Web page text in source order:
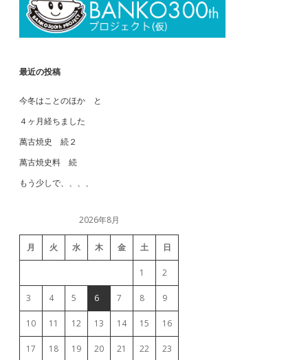
最近の投稿
今冬はことのほか と
４ヶ月経ちました
萬古焼史 続２
萬古焼史料 続
もう少しで、、、、
2026年8月
月 火 水 木 金 土 日
1 2
3 4 5 6 7 8 9
10 11 12 13 14 15 16
17 18 19 20 21 22 23